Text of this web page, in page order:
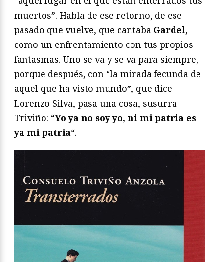
muertos”. Habla de ese retorno, de ese
pasado que vuelve, que cantaba Gardel,
como un enfrentamiento con tus propios
fantasmas. Uno se va y se va para siempre,
porque después, con “la mirada fecunda de
aquel que ha visto mundo”, que dice
Lorenzo Silva, pasa una cosa, susurra
Triviño: “Yo ya no soy yo, ni mi patria es
ya mi patria“.